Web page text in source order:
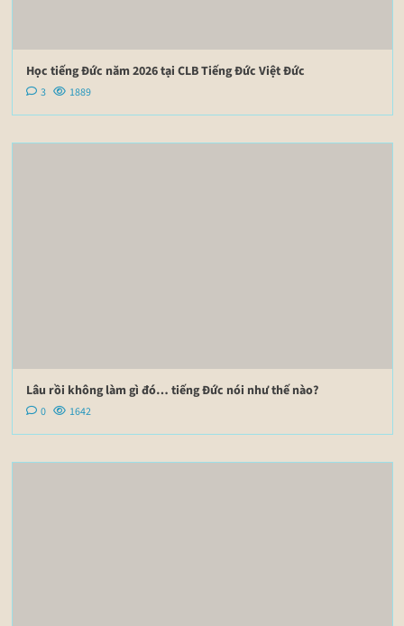
Học tiếng Đức năm 2026 tại CLB Tiếng Đức Việt Đức
3 1889
Lâu rồi không làm gì đó… tiếng Đức nói như thế nào?
0 1642